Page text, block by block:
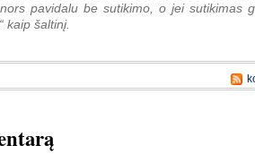
pavidalu be sutikimo, o jei sutikimas
kaip šaltinį.